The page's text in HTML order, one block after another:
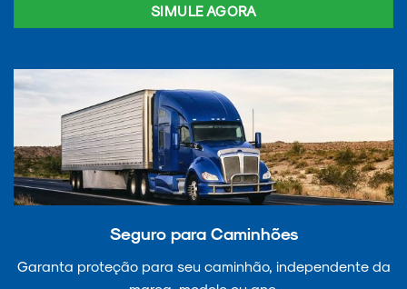
SIMULE AGORA
Seguro para Caminhões
Garanta proteção para seu caminhão, independente da